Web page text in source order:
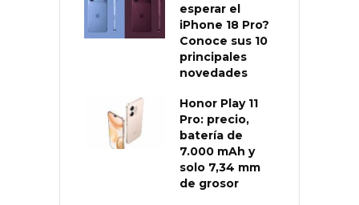
esperar el
iPhone 18 Pro?
Conoce sus 10
principales
novedades
Honor Play 11
Pro: precio,
batería de
7.000 mAh y
solo 7,34 mm
de grosor